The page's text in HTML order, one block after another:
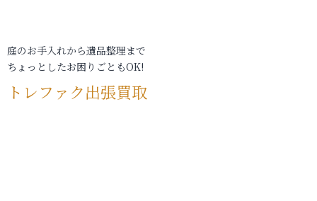
庭のお手入れから遺品整理まで
ちょっとしたお困りごともOK!
トレファク出張買取